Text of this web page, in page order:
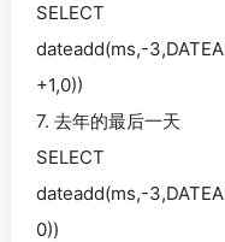
SELECT
dateadd(ms,-
+1,0))
7. 去年的最后一天
SELECT
dateadd(ms,-
0))